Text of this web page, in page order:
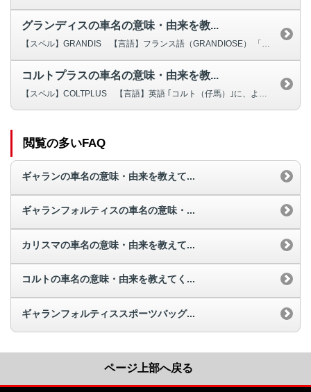
グランディスの車名の意味・由来を教...
コルトプラスの車名の意味・由来を教...
【スペル】COLTPLUS 【言語】英語 ｢コルト（仔馬）｣に、より『走...
閲覧の多いFAQ
ギャランの車名の意味・由来を教えて...
ギャランフォルティスの車名の意味・...
カリスマの車名の意味・由来を教えて...
コルトの車名の意味・由来を教えてく...
ギャランフォルティススポーツバッグ...
ページ上部へ戻る